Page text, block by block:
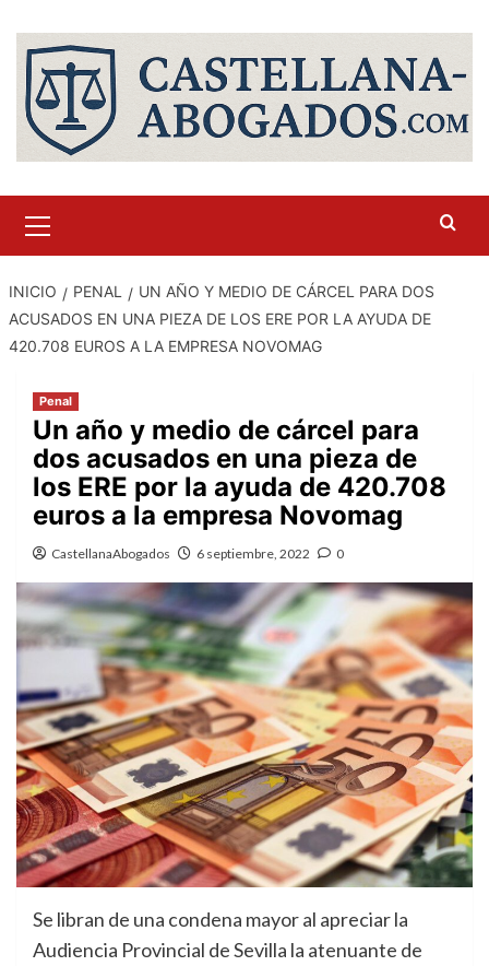
contenido
primario
INICIO PENAL
UN AÑO Y MEDIO DE CÁRCEL PARA DOS
ACUSADOS EN UNA PIEZA DE LOS ERE POR LA AYUDA DE
420.708 EUROS A LA EMPRESA NOVOMAG
Penal
Un año y medio de cárcel para
dos acusados en una pieza de
los ERE por la ayuda de 420.708
euros a la empresa Novomag
CastellanaAbogados 6 septiembre, 2022 0
Se libran de una condena mayor al apreciar la
Audiencia Provincial de Sevilla la atenuante de